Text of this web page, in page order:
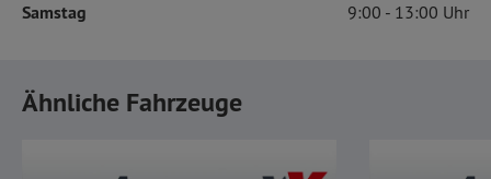
Samstag 9:00 13:00
Ähnliche Fahrzeuge